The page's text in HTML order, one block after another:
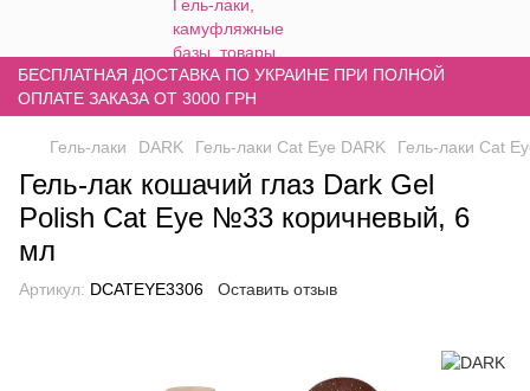
БЕСПЛАТНАЯ ДОСТАВКА ПО УКРАИНЕ ПРИ ПОЛНОЙ
ОПЛАТЕ ЗАКАЗА ОТ 3000 ГРН
Гель-лаки DARK Гель-лаки Cat Eye DARK Гель-лаки Cat
Гель-лак кошачий глаз Dark Gel
Polish Cat Eye №33 коричневый, 6
мл
Артикул: DCATEYE3306 Оставить отзыв